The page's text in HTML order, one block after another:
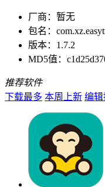
厂商： 暂无
包名：
版本： 1.7.2
MD5值：
推荐软件
下载最多 本周上新 编